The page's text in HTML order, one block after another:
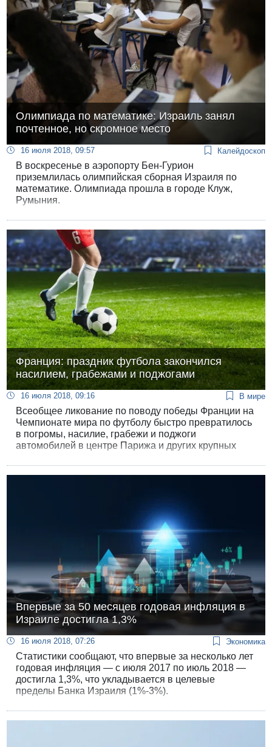
Олимпиада по математике: Израиль занял
почтенное, но скромное место
16 июля 2018, 09:57 Калейдоскоп
В воскресенье в аэропорту Бен-Гурион
приземлилась олимпийская сборная Израиля по
математике. Олимпиада прошла в городе Клуж,
Румыния.
Франция: праздник футбола закончился
насилием, грабежами и поджогами
16 июля 2018, 09:16 В мире
Всеобщее ликование по поводу победы Франции на
Чемпионате мира по футболу быстро превратилось
в погромы, насилие, грабежи и поджоги
автомобилей в центре Парижа и других крупных
Впервые за 50 месяцев годовая инфляция в
Израиле достигла 1,3%
16 июля 2018, 07:26 Экономика
Статистики сообщают, что впервые за несколько лет
годовая инфляция — с июля 2017 по июль 2018 —
достигла 1,3%, что укладывается в целевые
пределы Банка Израиля (1%-3%).